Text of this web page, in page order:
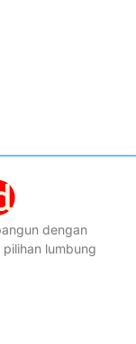
dengan
lumbung